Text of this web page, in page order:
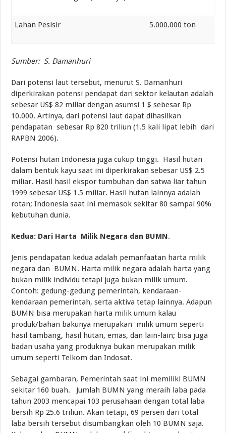
Lahan Pesisir 5.000.000 ton
Sumber: S. Damanhuri
Dari potensi laut tersebut, menurut S. Damanhuri
diperkirakan potensi pendapat dari sektor kelautan adalah
sebesar US$ 82 miliar dengan asumsi 1 $ sebesar Rp
10.000. Artinya, dari potensi laut dapat dihasilkan
pendapatan sebesar Rp 820 triliun (1.5 kali lipat lebih dari
RAPBN 2006).
Potensi hutan Indonesia juga cukup tinggi. Hasil hutan
dalam bentuk kayu saat ini diperkirakan sebesar US$ 2.5
miliar. Hasil hasil ekspor tumbuhan dan satwa liar tahun
1999 sebesar US$ 1.5 miliar. Hasil hutan lainnya adalah
rotan; Indonesia saat ini memasok sekitar 80 sampai 90%
kebutuhan dunia.
Kedua: Dari Harta Milik Negara dan BUMN.
Jenis pendapatan kedua adalah pemanfaatan harta milik
negara dan BUMN. Harta milik negara adalah harta yang
bukan milik individu tetapi juga bukan milik umum.
Contoh: gedung-gedung pemerintah, kendaraan-
kendaraan pemerintah, serta aktiva tetap lainnya. Adapun
BUMN bisa merupakan harta milik umum kalau
produk/bahan bakunya merupakan milik umum seperti
hasil tambang, hasil hutan, emas, dan lain-lain; bisa juga
badan usaha yang produknya bukan merupakan milik
umum seperti Telkom dan Indosat.
Sebagai gambaran, Pemerintah saat ini memiliki BUMN
sekitar 160 buah. Jumlah BUMN yang meraih laba pada
tahun 2003 mencapai 103 perusahaan dengan total laba
bersih Rp 25.6 triliun. Akan tetapi, 69 persen dari total
laba bersih tersebut disumbangkan oleh 10 BUMN saja.